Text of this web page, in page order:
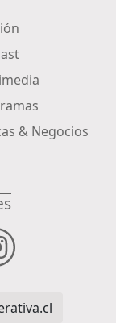
& Negocios